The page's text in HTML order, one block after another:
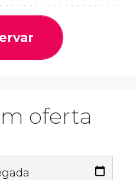
oferta